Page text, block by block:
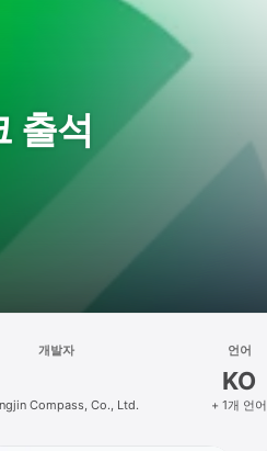
출석
개발자
Compass, Co., Ltd.
언어
KO
+ 1개 언어